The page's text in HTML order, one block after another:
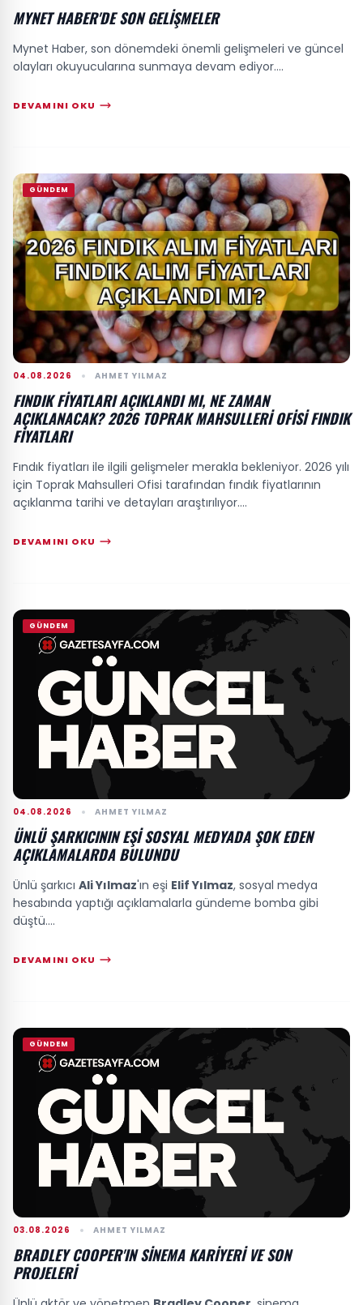
MYNET HABER'DE SON GELIŞMELER
Mynet Haber, son dönemdeki önemli gelişmeleri ve güncel
olayları okuyucularına sunmaya devam ediyor....
DEVAMINI OKU
GÜNDEM
04.08.2026 AHMET YILMAZ
FINDIK FIYATLARI AÇIKLANDI MI, NE ZAMAN
AÇIKLANACAK? 2026 TOPRAK MAHSULLERI OFISI FINDIK
FIYATLARI
Fındık fiyatları ile ilgili gelişmeler merakla bekleniyor. 2026 yılı
için Toprak Mahsulleri Ofisi tarafından fındık fiyatlarının
açıklanma tarihi ve detayları araştırılıyor....
DEVAMINI OKU
GÜNDEM
04.08.2026 AHMET YILMAZ
ÜNLÜ ŞARKICININ EŞI SOSYAL MEDYADA ŞOK EDEN
AÇIKLAMALARDA BULUNDU
Ünlü şarkıcı Ali Yılmaz'ın eşi Elif Yılmaz, sosyal medya
hesabında yaptığı açıklamalarla gündeme bomba gibi
düştü....
DEVAMINI OKU
GÜNDEM
03.08.2026 AHMET YILMAZ
BRADLEY COOPER'IN SINEMA KARIYERI VE SON
PROJELERI